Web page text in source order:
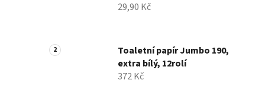
29,90 Kč
Toaletní papír Jumbo 190,
extra bílý, 12rolí
372 Kč